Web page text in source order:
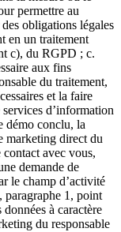
permettre au
obligations légales
en un traitement
c), du RGPD ; c.
aux fins
du traitement,
et la faire
d’information
démo conclu, la
marketing direct du
avec vous,
demande de
le champ d’activité
paragraphe 1, point
à caractère
du responsable